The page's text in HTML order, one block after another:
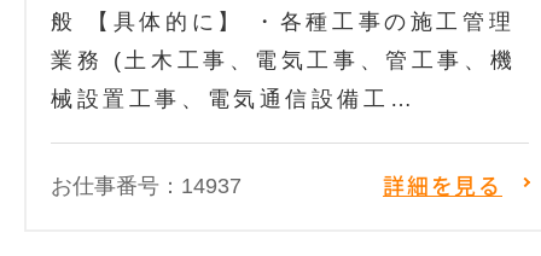
般 【具体的に】 ・各種工事の施工管理
業務 (土木工事、電気工事、管工事、機
械設置工事、電気通信設備工…
お仕事番号：14937 詳細を見る